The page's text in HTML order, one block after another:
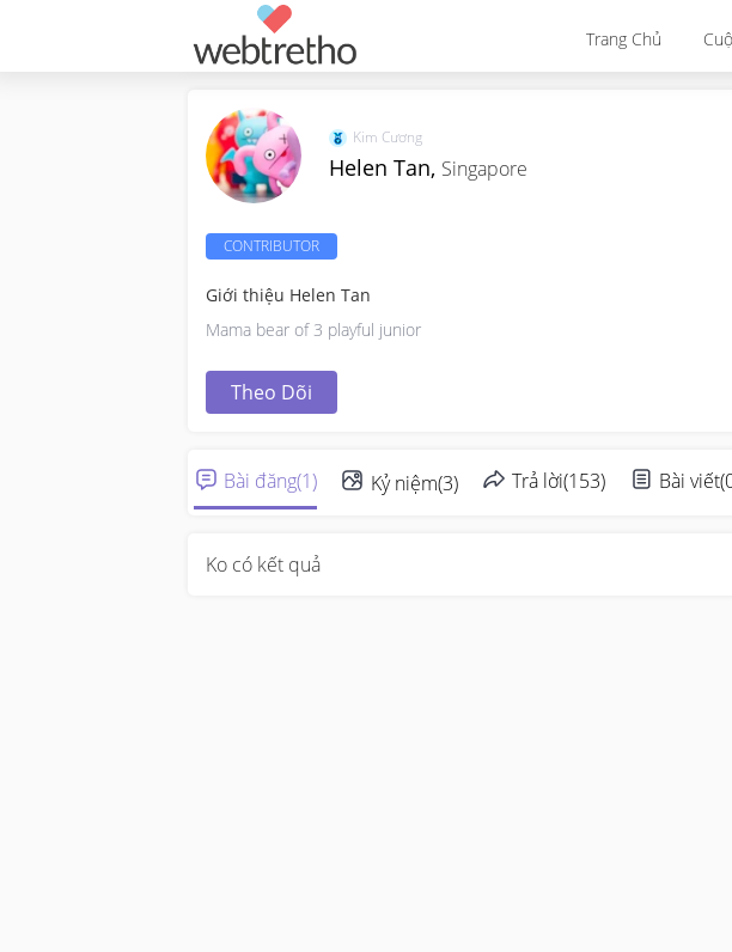
Trang Chủ
Kim Cương
Helen Tan, Singapore
CONTRIBUTOR
Giới thiệu Helen Tan
Mama bear of 3 playful junior
Theo Dõi
Bài đăng(1) Kỷ niệm(3) Trả lời(153) Bài viết(
Ko có kết quả